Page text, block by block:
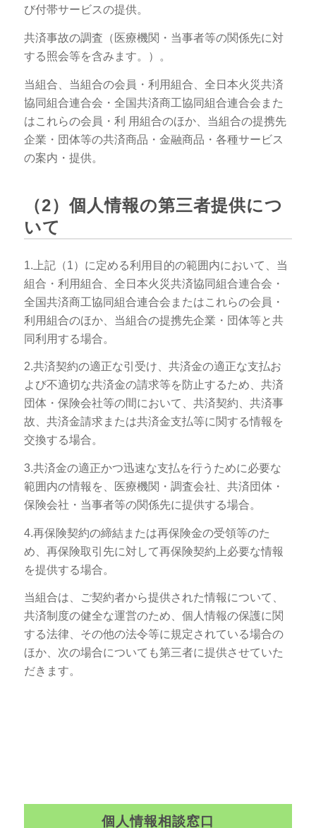
び付帯サービスの提供。
共済事故の調査（医療機関・当事者等の関係先に対
する照会等を含みます。）。
当組合、当組合の会員・利用組合、全日本火災共済
協同組合連合会・全国共済商工協同組合連合会また
はこれらの会員・利 用組合のほか、当組合の提携先
企業・団体等の共済商品・金融商品・各種サービス
の案内・提供。
（2）個人情報の第三者提供につ
いて
1.上記（1）に定める利用目的の範囲内において、当
組合・利用組合、全日本火災共済協同組合連合会・
全国共済商工協同組合連合会またはこれらの会員・
利用組合のほか、当組合の提携先企業・団体等と共
同利用する場合。
2.共済契約の適正な引受け、共済金の適正な支払お
よび不適切な共済金の請求等を防止するため、共済
団体・保険会社等の間において、共済契約、共済事
故、共済金請求または共済金支払等に関する情報を
交換する場合。
3.共済金の適正かつ迅速な支払を行うために必要な
範囲内の情報を、医療機関・調査会社、共済団体・
保険会社・当事者等の関係先に提供する場合。
4.再保険契約の締結または再保険金の受領等のた
め、再保険取引先に対して再保険契約上必要な情報
を提供する場合。
当組合は、ご契約者から提供された情報について、
共済制度の健全な運営のため、個人情報の保護に関
する法律、その他の法令等に規定されている場合の
ほか、次の場合についても第三者に提供させていた
だきます。
個人情報相談窓口